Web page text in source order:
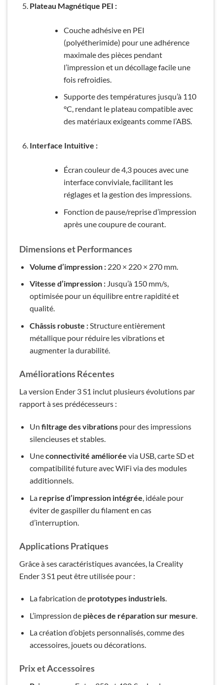
Plateau Magnétique PEI :
Couche adhésive en PEI
(polyétherimide) pour une adhérence
maximale des pièces pendant
l’impression et un décollage facile une
fois refroidies.
Supporte des températures jusqu’à 110
°C, rendant le plateau compatible avec
des matériaux exigeants comme l’ABS.
Interface Intuitive :
Écran couleur de 4,3 pouces avec une
interface conviviale, facilitant les
réglages et la gestion des impressions.
Fonction de pause/reprise d’impression
après une coupure de courant.
Dimensions et Performances
Volume d’impression :220 × 220 × 270 mm.
Vitesse d’impression :Jusqu’à 150 mm/s,
optimisée pour un équilibre entre rapidité et
qualité.
Châssis robuste :Structure entièrement
métallique pour réduire les vibrations et
augmenter la durabilité.
Améliorations Récentes
La version Ender 3 S1 inclut plusieurs évolutions par
rapport à ses prédécesseurs :
Un filtrage des vibrationspour des impressions
silencieuses et stables.
Uneconnectivité améliorée via USB, carte SD et
compatibilité future avec WiFi via des modules
additionnels.
La reprise d’impression intégrée , idéale pour
éviter de gaspiller du filament en cas
d’interruption.
Applications Pratiques
Grâce à ses caractéristiques avancées, la Creality
Ender 3 S1 peut être utilisée pour :
La fabrication de prototypes industriels.
L’impression de pièces de réparation sur mesure.
La création d’objets personnalisés, comme des
accessoires, jouets ou décorations.
Prix et Accessoires